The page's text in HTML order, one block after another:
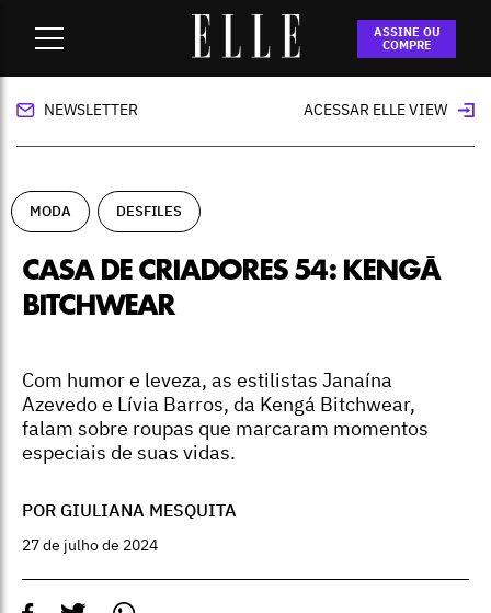
ASSINE OU
COMPRE
Casa de Criadores 54: Kengá Bitchwear
NEWSLETTER ACESSAR ELLE VIEW
MODA DESFILES
CASA DE CRIADORES 54: KENGÁ
BITCHWEAR
Com humor e leveza, as estilistas Janaína
Azevedo e Lívia Barros, da Kengá Bitchwear,
falam sobre roupas que marcaram momentos
especiais de suas vidas.
POR GIULIANA MESQUITA
27 de julho de 2024